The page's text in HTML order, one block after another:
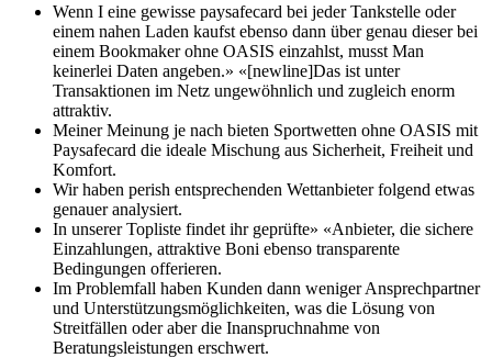
Wenn I eine gewisse paysafecard bei jeder Tankstelle oder
einem nahen Laden kaufst ebenso dann über genau dieser bei
einem Bookmaker ohne OASIS einzahlst, musst Man
keinerlei Daten angeben.» «[newline]Das ist unter
Transaktionen im Netz ungewöhnlich und zugleich enorm
attraktiv.
Meiner Meinung je nach bieten Sportwetten ohne OASIS mit
Paysafecard die ideale Mischung aus Sicherheit, Freiheit und
Komfort.
Wir haben perish entsprechenden Wettanbieter folgend etwas
genauer analysiert.
In unserer Topliste findet ihr geprüfte» «Anbieter, die sichere
Einzahlungen, attraktive Boni ebenso transparente
Bedingungen offerieren.
Im Problemfall haben Kunden dann weniger Ansprechpartner
und Unterstützungsmöglichkeiten, was die Lösung von
Streitfällen oder aber die Inanspruchnahme von
Beratungsleistungen erschwert.